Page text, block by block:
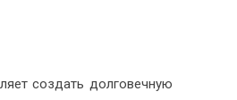
создать долговечную